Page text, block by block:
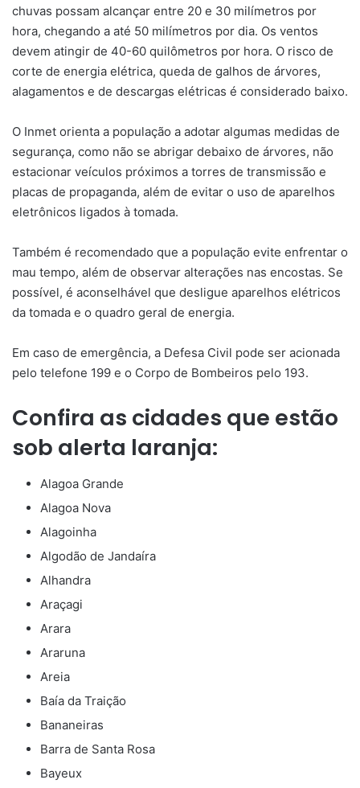
chuvas possam alcançar entre 20 e 30 milímetros por
hora, chegando a até 50 milímetros por dia. Os ventos
devem atingir de 40-60 quilômetros por hora. O risco de
corte de energia elétrica, queda de galhos de árvores,
alagamentos e de descargas elétricas é considerado baixo.
O Inmet orienta a população a adotar algumas medidas de
segurança, como não se abrigar debaixo de árvores, não
estacionar veículos próximos a torres de transmissão e
placas de propaganda, além de evitar o uso de aparelhos
eletrônicos ligados à tomada.
Também é recomendado que a população evite enfrentar o
mau tempo, além de observar alterações nas encostas. Se
possível, é aconselhável que desligue aparelhos elétricos
da tomada e o quadro geral de energia.
Em caso de emergência, a Defesa Civil pode ser acionada
pelo telefone 199 e o Corpo de Bombeiros pelo 193.
Confira as cidades que estão
sob alerta laranja:
Alagoa Grande
Alagoa Nova
Alagoinha
Algodão de Jandaíra
Alhandra
Araçagi
Arara
Araruna
Areia
Baía da Traição
Bananeiras
Barra de Santa Rosa
Bayeux